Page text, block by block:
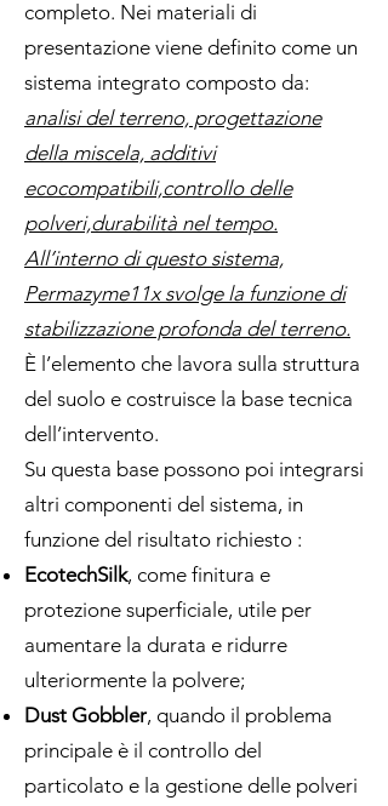
completo. Nei materiali di
presentazione viene definito come un
sistema integrato composto da:
analisi del terreno, progettazione
della miscela, additivi
ecocompatibili,controllo delle
polveri,durabilità nel tempo.
All’interno di questo sistema,
Permazyme11x svolge la funzione di
stabilizzazione profonda del terreno.
È l’elemento che lavora sulla struttura
del suolo e costruisce la base tecnica
dell’intervento.
Su questa base possono poi integrarsi
altri componenti del sistema, in
funzione del risultato richiesto :
EcotechSilk, come finitura e
protezione superficiale, utile per
aumentare la durata e ridurre
ulteriormente la polvere;
Dust Gobbler, quando il problema
principale è il controllo del
particolato e la gestione delle polveri